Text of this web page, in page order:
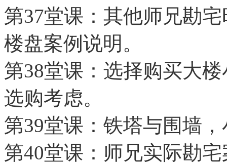
第37堂课：其他师兄勘
楼盘案例说明。
第38堂课：选择购买大
选购考虑。
第39堂课：铁塔与围墙
第40堂课：师兄实际勘